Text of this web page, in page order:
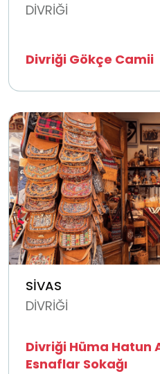
DİVRİĞİ
Divriği Gökçe Camii
SİVAS
DİVRİĞİ
Divriği Hüma Hatun
Esnaflar Sokağı